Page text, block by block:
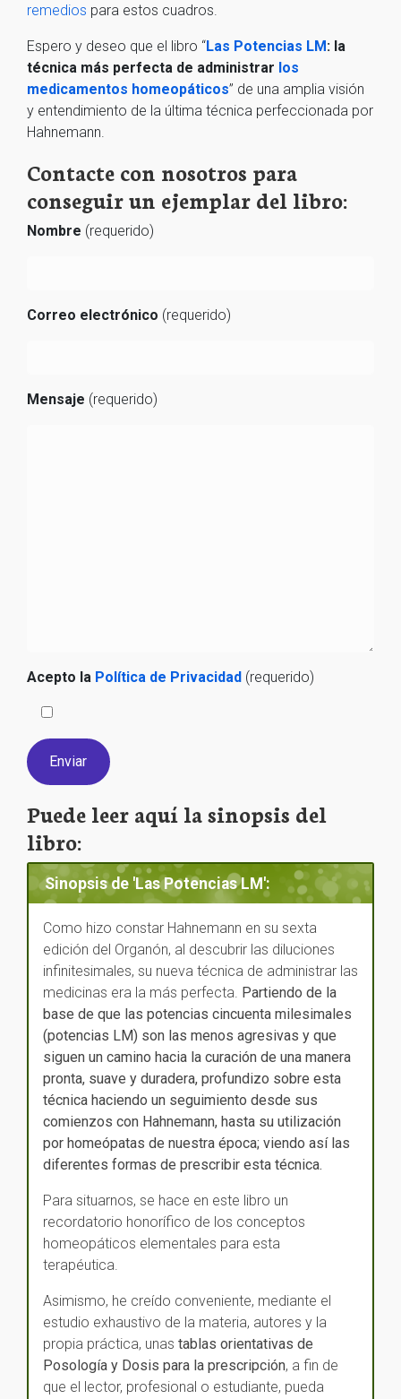
remedios para estos cuadros.
Espero y deseo que el libro “Las Potencias LM: la
técnica más perfecta de administrar los
medicamentos homeopáticos” de una amplia visión
y entendimiento de la última técnica perfeccionada por
Hahnemann.
Contacte con nosotros para
conseguir un ejemplar del libro:
Nombre (requerido)
Correo electrónico (requerido)
Mensaje (requerido)
Acepto la Política de Privacidad (requerido)
Puede leer aquí la sinopsis del
libro:
Sinopsis de 'Las Potencias LM':
Como hizo constar Hahnemann en su sexta
edición del Organón, al descubrir las diluciones
infinitesimales, su nueva técnica de administrar las
medicinas era la más perfecta. Partiendo de la
base de que las potencias cincuenta milesimales
(potencias LM) son las menos agresivas y que
siguen un camino hacia la curación de una manera
pronta, suave y duradera, profundizo sobre esta
técnica haciendo un seguimiento desde sus
comienzos con Hahnemann, hasta su utilización
por homeópatas de nuestra época; viendo así las
diferentes formas de prescribir esta técnica.
Para situarnos, se hace en este libro un
recordatorio honorífico de los conceptos
homeopáticos elementales para esta
terapéutica.
Asimismo, he creído conveniente, mediante el
estudio exhaustivo de la materia, autores y la
propia práctica, unas tablas orientativas de
Posología y Dosis para la prescripción, a fin de
que el lector, profesional o estudiante, pueda